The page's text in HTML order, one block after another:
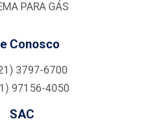
PARA GÁS
Conosco
3797-6700
97156-4050
SAC